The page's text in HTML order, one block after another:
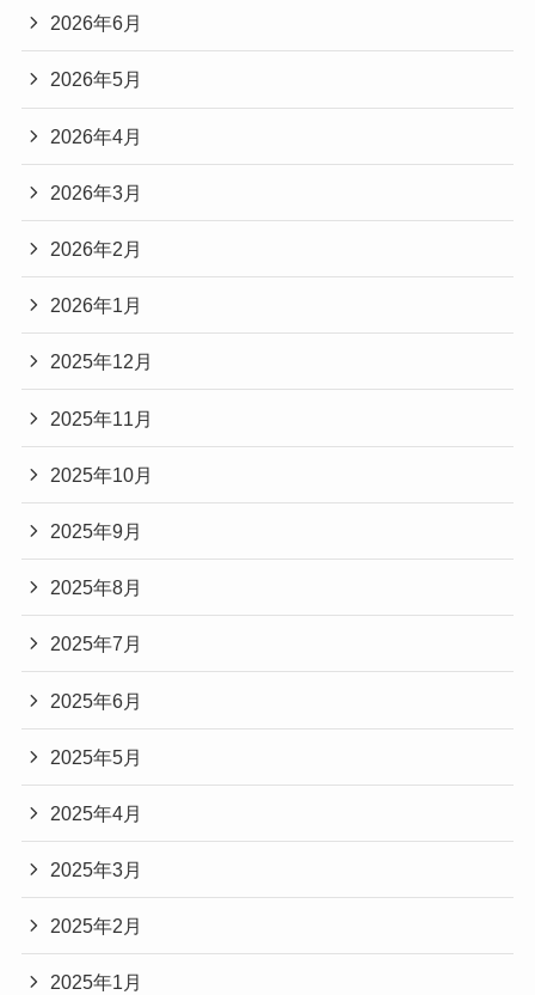
2026年6月
2026年5月
2026年4月
2026年3月
2026年2月
2026年1月
2025年12月
2025年11月
2025年10月
2025年9月
2025年8月
2025年7月
2025年6月
2025年5月
2025年4月
2025年3月
2025年2月
2025年1月